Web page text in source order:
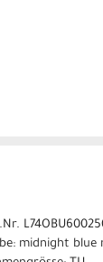
midnight blue